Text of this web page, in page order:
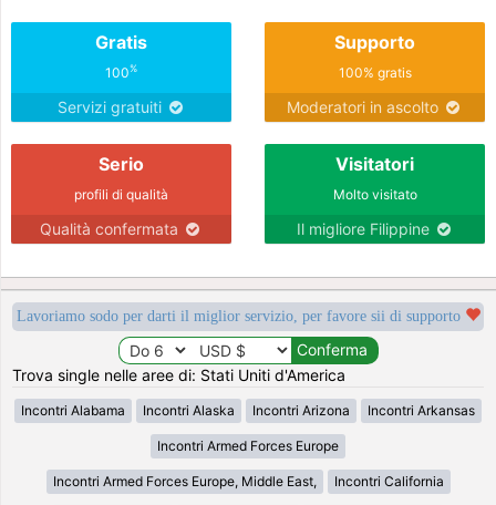
Gratis
100%
Servizi gratuiti
Supporto
100% gratis
Moderatori in ascolto
Serio
profili di qualità
Qualità confermata
Visitatori
Molto visitato
Il migliore Filippine
Lavoriamo sodo per darti il miglior servizio, per favore sii di supporto
Trova single nelle aree di: Stati Uniti d'America
Incontri Alabama Incontri Alaska Incontri Arizona Incontri Arkansas
Incontri Armed Forces Europe
Incontri Armed Forces Europe, Middle East, Incontri California